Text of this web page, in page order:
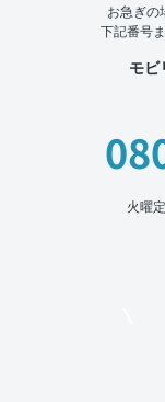
お急ぎの
下記番号
モビ
火曜